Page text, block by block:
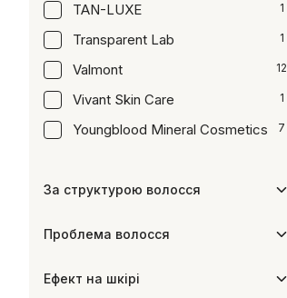
TAN-LUXE 1
Transparent Lab 1
Valmont 12
Vivant Skin Care 1
Youngblood Mineral Cosmetics 7
За структурою волосся
Проблема волосся
Ефект на шкірі